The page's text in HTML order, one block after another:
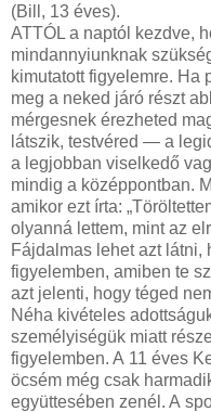
(Bill, 13 éves).
ATTÓL a naptól kezdve,
mindannyiunknak
kimutatott figyelemre. Ha
meg a neked járó részt
mérgesnek érezheted
látszik, testvéred — a
a legjobban viselkedő
mindig a középpontban.
amikor ezt írta:
olyanná lettem, mint az
Fájdalmas lehet azt látni,
figyelemben, amiben te
azt jelenti, hogy téged
Néha kivételes
személyiségük miatt
figyelemben. A 11 éves
öcsém még csak
együttesében zenél. A